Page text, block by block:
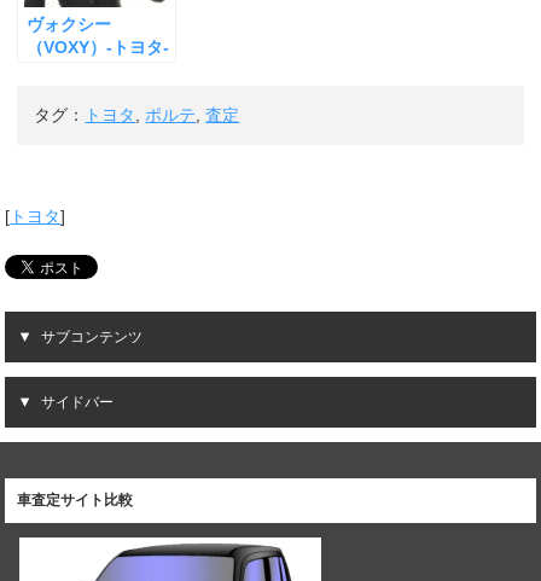
ヴォクシー
（VOXY）-トヨタ-
タグ： トヨタ ポルテ ,査定
[ トヨタ]
サブコンテンツ
サイドバー
車査定サイト比較